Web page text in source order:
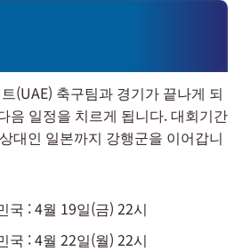
(UAE) 축구팀과 경기가 끝나게 되
음 일정을 치르게 됩니다. 대회기간
대인 일본까지 강행군을 이어갑니
국 : 4월 19일(금) 22시
국 : 4월 22일(월) 22시